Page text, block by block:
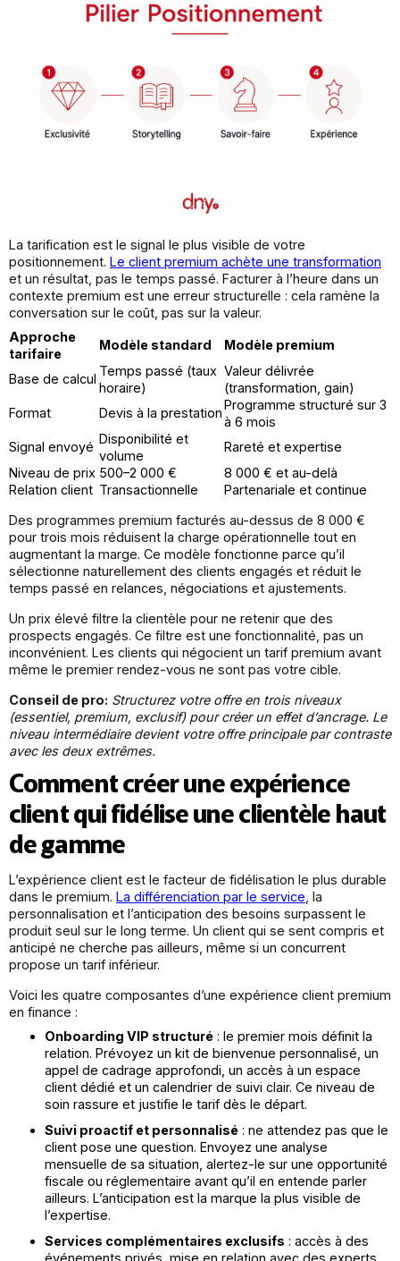
La tarification est le signal le plus visible de votre
positionnement. Le client premium achète une transformation
et un résultat, pas le temps passé. Facturer à l’heure dans un
contexte premium est une erreur structurelle : cela ramène la
conversation sur le coût, pas sur la valeur.
Approche
tarifaire
Modèle standard Modèle premium
Base de calcul
Temps passé (taux
horaire)
Valeur délivrée
(transformation, gain)
Format
Devis à la prestation
Programme structuré sur 3
à 6 mois
Signal envoyé
Disponibilité et
volume
Rareté et expertise
Niveau de prix 500–2 000 €
8 000 € et au-delà
Relation client Transactionnelle
Partenariale et continue
Des programmes premium facturés au-dessus de 8 000 €
pour trois mois réduisent la charge opérationnelle tout en
augmentant la marge. Ce modèle fonctionne parce qu’il
sélectionne naturellement des clients engagés et réduit le
temps passé en relances, négociations et ajustements.
Un prix élevé filtre la clientèle pour ne retenir que des
prospects engagés. Ce filtre est une fonctionnalité, pas un
inconvénient. Les clients qui négocient un tarif premium avant
même le premier rendez-vous ne sont pas votre cible.
Conseil de pro: Structurez votre offre en trois niveaux
(essentiel, premium, exclusif) pour créer un effet d’ancrage. Le
niveau intermédiaire devient votre offre principale par contraste
avec les deux extrêmes.
Comment créer une expérience
client qui fidélise une clientèle haut
de gamme
L’expérience client est le facteur de fidélisation le plus durable
dans le premium. La différenciation par le service , la
personnalisation et l’anticipation des besoins surpassent le
produit seul sur le long terme. Un client qui se sent compris et
anticipé ne cherche pas ailleurs, même si un concurrent
propose un tarif inférieur.
Voici les quatre composantes d’une expérience client premium
en finance :
Onboarding VIP structuré : le premier mois définit la
relation. Prévoyez un kit de bienvenue personnalisé, un
appel de cadrage approfondi, un accès à un espace
client dédié et un calendrier de suivi clair. Ce niveau de
soin rassure et justifie le tarif dès le départ.
Suivi proactif et personnalisé : ne attendez pas que le
client pose une question. Envoyez une analyse
mensuelle de sa situation, alertez-le sur une opportunité
fiscale ou réglementaire avant qu’il en entende parler
ailleurs. L’anticipation est la marque la plus visible de
l’expertise.
Services complémentaires exclusifs : accès à des
événements privés, mise en relation avec des experts